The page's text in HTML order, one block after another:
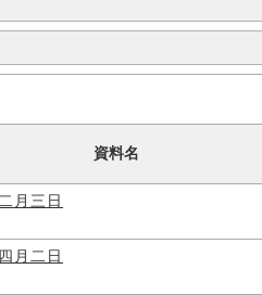
資料名
三日
二日